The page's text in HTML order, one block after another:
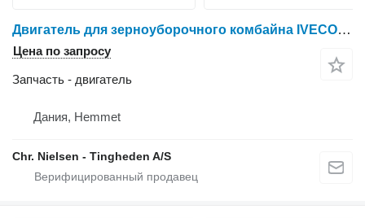
Двигатель для зерноуборочного комбайна IVECO F4HE9684D J105
Цена по запросу
Запчасть - двигатель
Дания, Hemmet
Chr. Nielsen - Tingheden A/S